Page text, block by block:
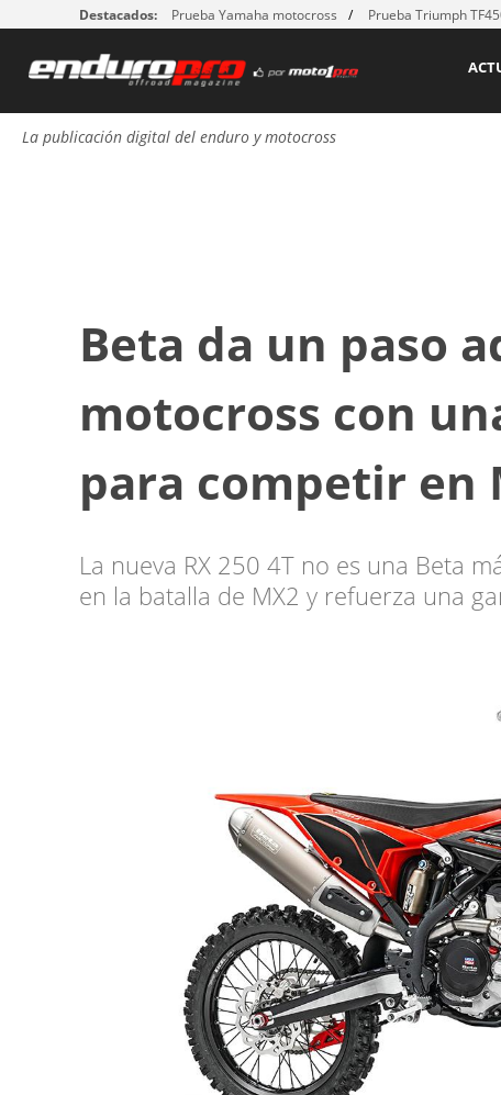
Destacados: Prueba Yamaha motocross Prueba Triumph
La publicación digital del enduro y motocross
Beta da un paso
motocross con
para competir en
La nueva RX 250 4T no es una Beta
en la batalla de MX2 y refuerza una